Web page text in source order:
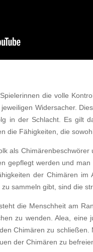
die volle
Widersacher.
in der Schlacht. Es gilt
die Fähigkeiten, die
als
gepflegt werden und
der Chimären
sammeln gibt, sind die
die Menschheit am
zu wenden. Alea,
Chimären zu
der Chimären zu